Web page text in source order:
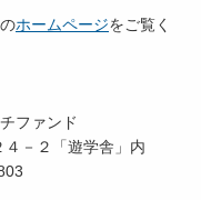
ホームページをご覧く
ファンド
－２「遊学舎」内